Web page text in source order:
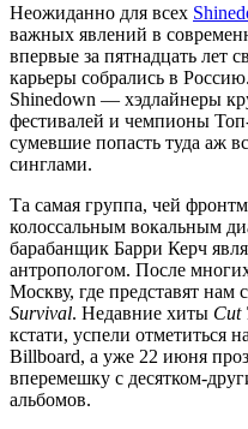
Неожиданно для всех
важных явлений в
впервые за пятнадцать лет
карьеры собрались в
Shinedown — хэдлайнеры
фестивалей и чемпионы
сумевшие попасть туда аж
синглами.
Та самая группа, чей
колоссальным вокальным
барабанщик Барри Керч
антропологом. После
Москву, где представят нам
Survival. Недавние хиты Cut
кстати, успели отметиться
Billboard, а уже 22 июня
вперемешку с десятком-
альбомов.